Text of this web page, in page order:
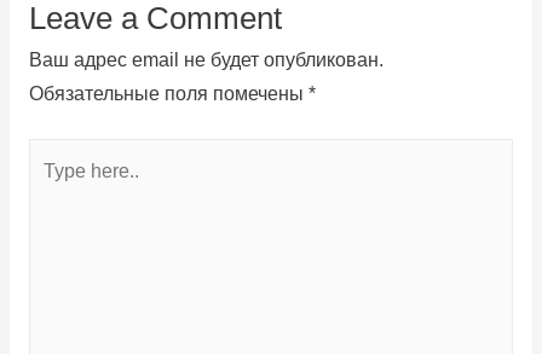
Leave a Comment
Ваш адрес email не будет опубликован.
Обязательные поля помечены *